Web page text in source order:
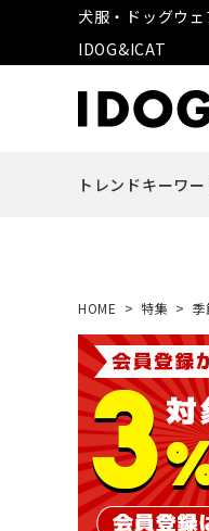
犬服・ドッグウ
IDOG&ICAT
トレンドキーワー
HOME 特集 季